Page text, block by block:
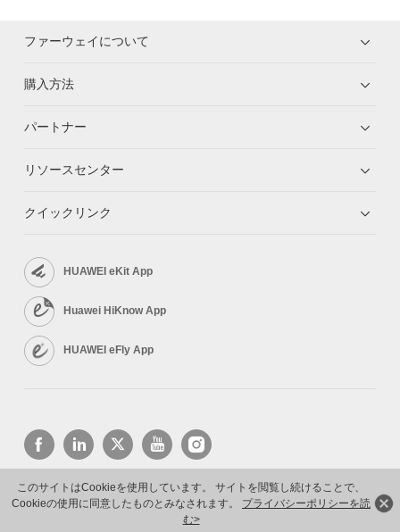
このサイトはCookieを使用しています。 サイトを閲覧し続けることで、
Cookieの使用に同意したものとみなされます。 プライバシーポリシーを読
む>
ファーウェイについて
購入方法
パートナー
リソースセンター
クイックリンク
HUAWEI eKit App
Huawei HiKnow App
HUAWEI eFly App
Copyright © 2026 Huawei Technologies Co., Ltd. All rights reserved.
プライバシーポリシー